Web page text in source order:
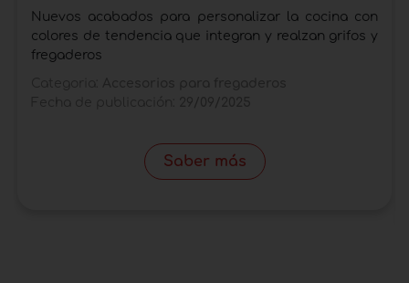
Nuevos acabados para personalizar la cocina con
colores de tendencia que integran y realzan grifos y
fregaderos
Saber más